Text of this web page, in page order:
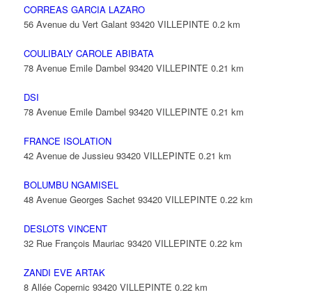
CORREAS GARCIA LAZARO
56 Avenue du Vert Galant 93420 VILLEPINTE 0.2 km
COULIBALY CAROLE ABIBATA
78 Avenue Emile Dambel 93420 VILLEPINTE 0.21 km
DSI
78 Avenue Emile Dambel 93420 VILLEPINTE 0.21 km
FRANCE ISOLATION
42 Avenue de Jussieu 93420 VILLEPINTE 0.21 km
BOLUMBU NGAMISEL
48 Avenue Georges Sachet 93420 VILLEPINTE 0.22 km
DESLOTS VINCENT
32 Rue François Mauriac 93420 VILLEPINTE 0.22 km
ZANDI EVE ARTAK
8 Allée Copernic 93420 VILLEPINTE 0.22 km